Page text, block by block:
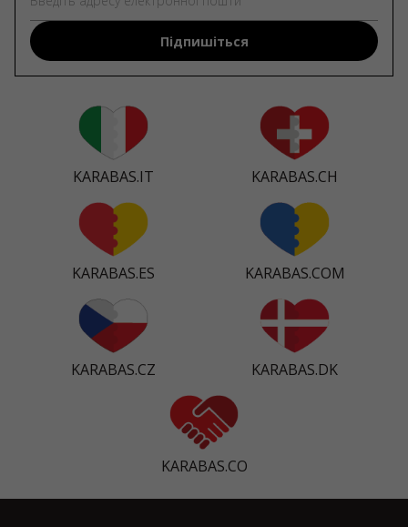
Підпишіться
KARABAS.IT KARABAS.CH
KARABAS.ES KARABAS.COM
KARABAS.CZ KARABAS.DK
KARABAS.CO